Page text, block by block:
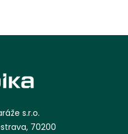
s.r.o.
70200